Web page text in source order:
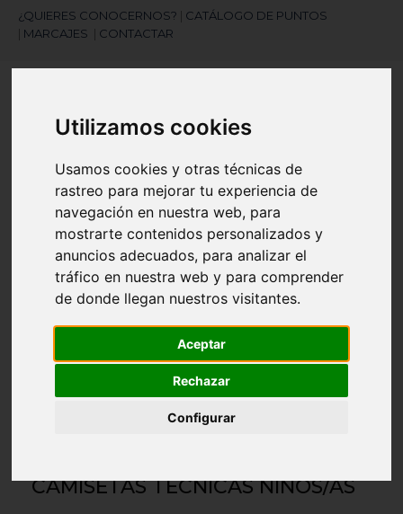
Utilizamos cookies
Usamos cookies y otras técnicas de
rastreo para mejorar tu experiencia de
navegación en nuestra web, para
mostrarte contenidos personalizados y
anuncios adecuados, para analizar el
tráfico en nuestra web y para comprender
de donde llegan nuestros visitantes.
Aceptar
Rechazar
Configurar
¿QUIERES CONOCERNOS?
CATÁLOGO DE PUNTOS
MARCAJES CONTACTAR
¿Necesitas ayuda?
945 121 003
Navegación
palanca
search
Camisetas técnicas niños/as
CAMISETAS TÉCNICAS NIÑOS/AS